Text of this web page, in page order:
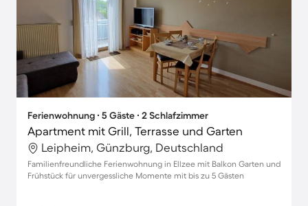
Ferienwohnung ∙ 5 Gäste ∙ 2 Schlafzimmer
Apartment mit Grill, Terrasse und Garten
Leipheim, Günzburg, Deutschland
Familienfreundliche Ferienwohnung in Ellzee mit Balkon Garten und
Frühstück für unvergessliche Momente mit bis zu 5 Gästen